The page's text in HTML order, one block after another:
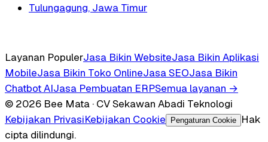
Tulungagung, Jawa Timur
Layanan PopulerJasa Bikin WebsiteJasa Bikin Aplikasi
MobileJasa Bikin Toko OnlineJasa SEOJasa Bikin
Chatbot AIJasa Pembuatan ERPSemua layanan →
© 2026 Bee Mata · CV Sekawan Abadi Teknologi
Kebijakan PrivasiKebijakan Cookie Pengaturan Cookie
Hak
cipta dilindungi.